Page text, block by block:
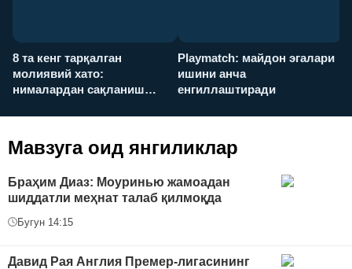
8 та кенг тарқалган
молиявий хато:
нималардан сақланиш
Playmatch: майдон эгалари
ишини анча
енгиллаштиради
Мавзуга оид янгиликлар
Браҳим Диаз: Моуринью жамоадан
шиддатли меҳнат талаб қилмоқда
Бугун 14:15
Давид Рая Англия Премер-лигасининг